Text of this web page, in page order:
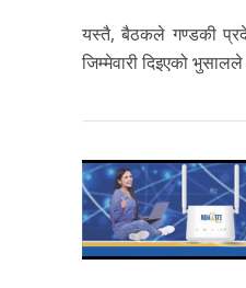
यस्तै, बैठकले गण्डकी
जिम्मेवारी दिइएको